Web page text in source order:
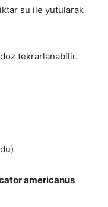
su ile yutularak
tekrarlanabilir.
americanus